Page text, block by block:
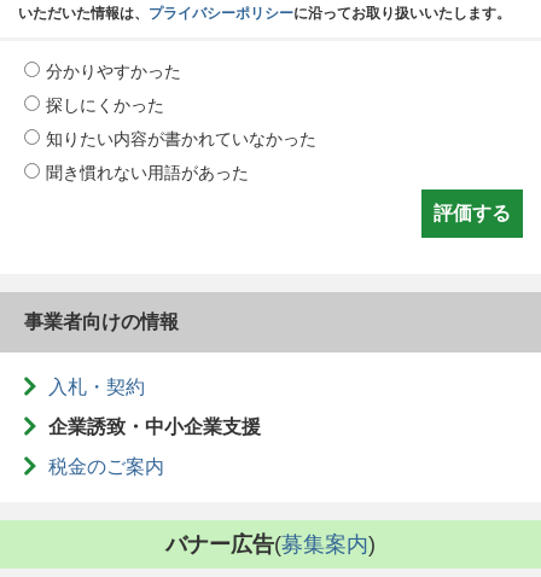
いただいた情報は、 プライバシーポリシーに沿ってお取り扱いいたします。
分かりやすかった
探しにくかった
知りたい内容が書かれていなかった
聞き慣れない用語があった
事業者向けの情報
入札・契約
企業誘致・中小企業支援
税金のご案内
バナー広告(募集案内)